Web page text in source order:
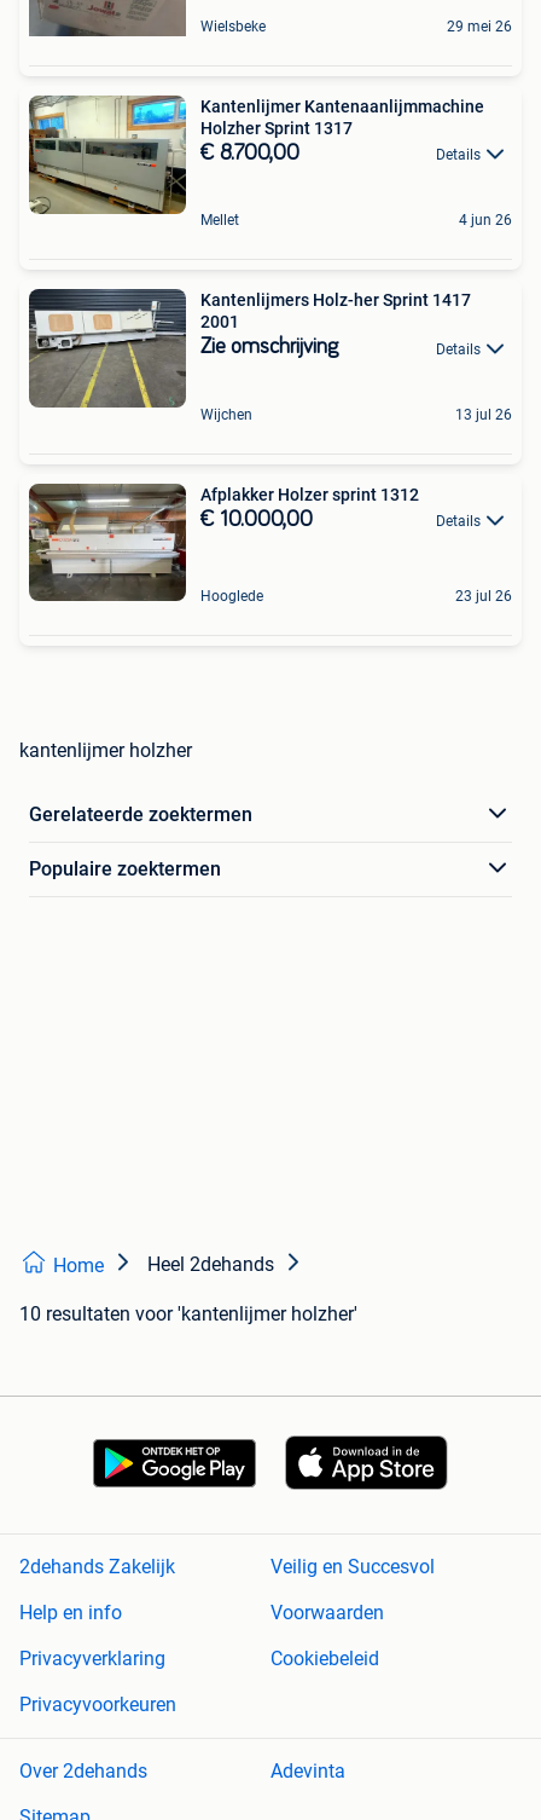
Wielsbeke 29 mei 26
Kantenlijmer Kantenaanlijmmachine
Holzher Sprint 1317
€ 8.700,00 Details
Mellet 4 jun 26
Kantenlijmers Holz-her Sprint 1417
2001
Zie omschrijving Details
Wijchen 13 jul 26
Afplakker Holzer sprint 1312
€ 10.000,00 Details
Hooglede 23 jul 26
kantenlijmer holzher
Gerelateerde zoektermen
Populaire zoektermen
Home Heel 2dehands
10 resultaten voor 'kantenlijmer holzher'
2dehands Zakelijk
Veilig en Succesvol
Help en info
Voorwaarden
Privacyverklaring
Cookiebeleid
Privacyvoorkeuren
Over 2dehands
Adevinta